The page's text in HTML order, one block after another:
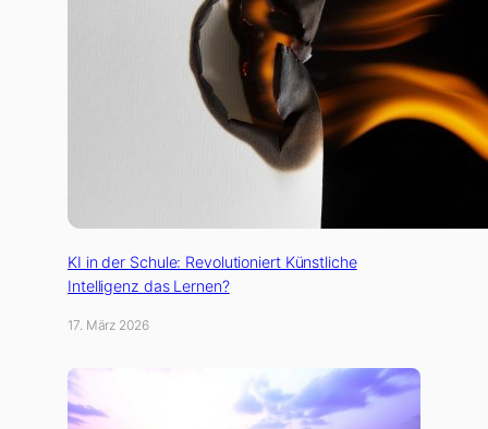
KI in der Schule: Revolutioniert Künstliche
Intelligenz das Lernen?
17. März 2026